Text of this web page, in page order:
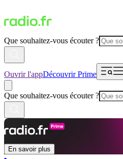
Que souhaitez-vous écouter ?
Ouvrir l'appDécouvrir Prime
Que souhaitez-vous écouter ?
En savoir plus